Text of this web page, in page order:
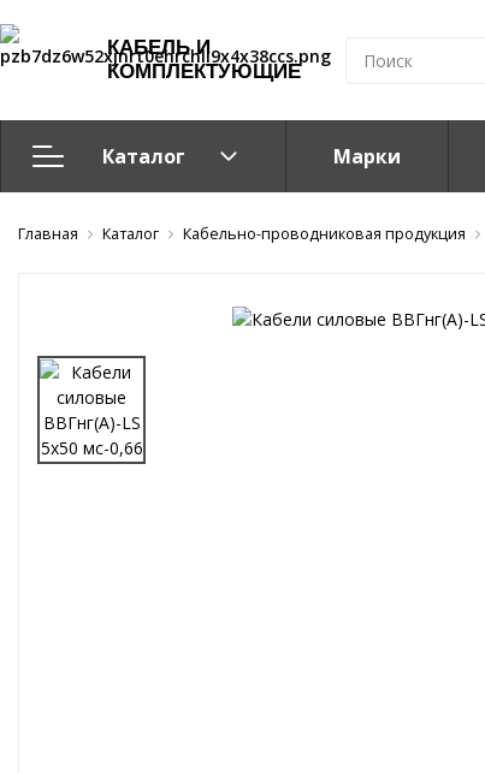
КАБЕЛЬ И
КОМПЛЕКТУЮЩИЕ
Каталог
Кабельно-проводниковая продукция
Электромонтажная продукция
Компоненты структурированных кабельных
Марки
Главная Каталог Кабельно-проводниковая продукция